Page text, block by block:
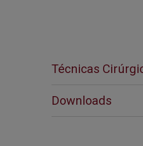
Técnicas
Downloads